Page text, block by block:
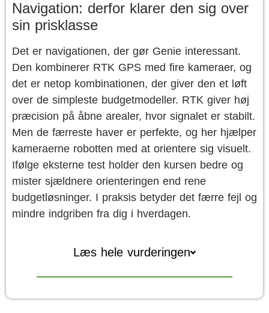
Navigation: derfor klarer den sig over
sin prisklasse
Det er navigationen, der gør Genie interessant.
Den kombinerer RTK GPS med fire kameraer, og
det er netop kombinationen, der giver den et løft
over de simpleste budgetmodeller. RTK giver høj
præcision på åbne arealer, hvor signalet er stabilt.
Men de færreste haver er perfekte, og her hjælper
kameraerne robotten med at orientere sig visuelt.
Ifølge eksterne test holder den kursen bedre og
mister sjældnere orienteringen end rene
budgetløsninger. I praksis betyder det færre fejl og
mindre indgriben fra dig i hverdagen.
Læs hele vurderingen